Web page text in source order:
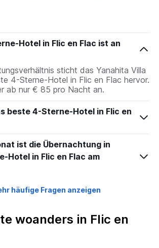
Hotel in Flic en Flac ist an
sticht das Yanahita Villa
4-Sterne-Hotel in Flic en Flac hervor.
ab nur € 85 pro Nacht an.
beste 4-Sterne-Hotel in Flic en
ist die Übernachtung in
Hotel in Flic en Flac am
häufige Fragen anzeigen
woanders in Flic en